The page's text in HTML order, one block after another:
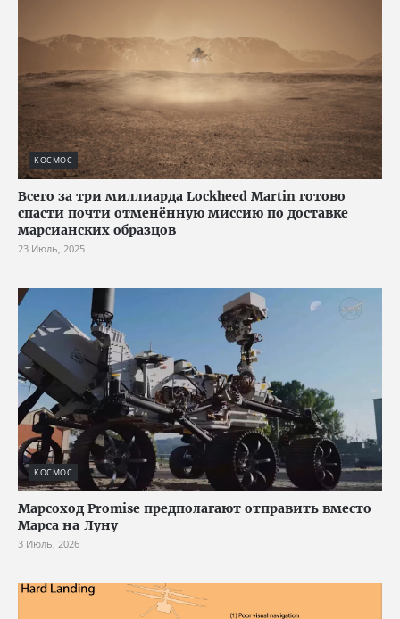
КОСМОС
Всего за три миллиарда Lockheed Martin готово
спасти почти отменённую миссию по доставке
марсианских образцов
23 Июль, 2025
КОСМОС
Марсоход Promise предполагают отправить вместо
Марса на Луну
3 Июль, 2026